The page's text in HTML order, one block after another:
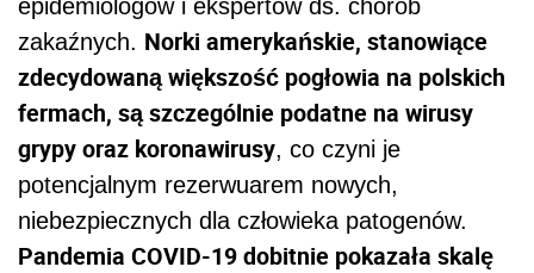
epidemiologów i ekspertów ds. chorób
zakaźnych. Norki amerykańskie, stanowiące
zdecydowaną większość pogłowia na polskich
fermach, są szczególnie podatne na wirusy
grypy oraz koronawirusy, co czyni je
potencjalnym rezerwuarem nowych,
niebezpiecznych dla człowieka patogenów.
Pandemia COVID-19 dobitnie pokazała skalę